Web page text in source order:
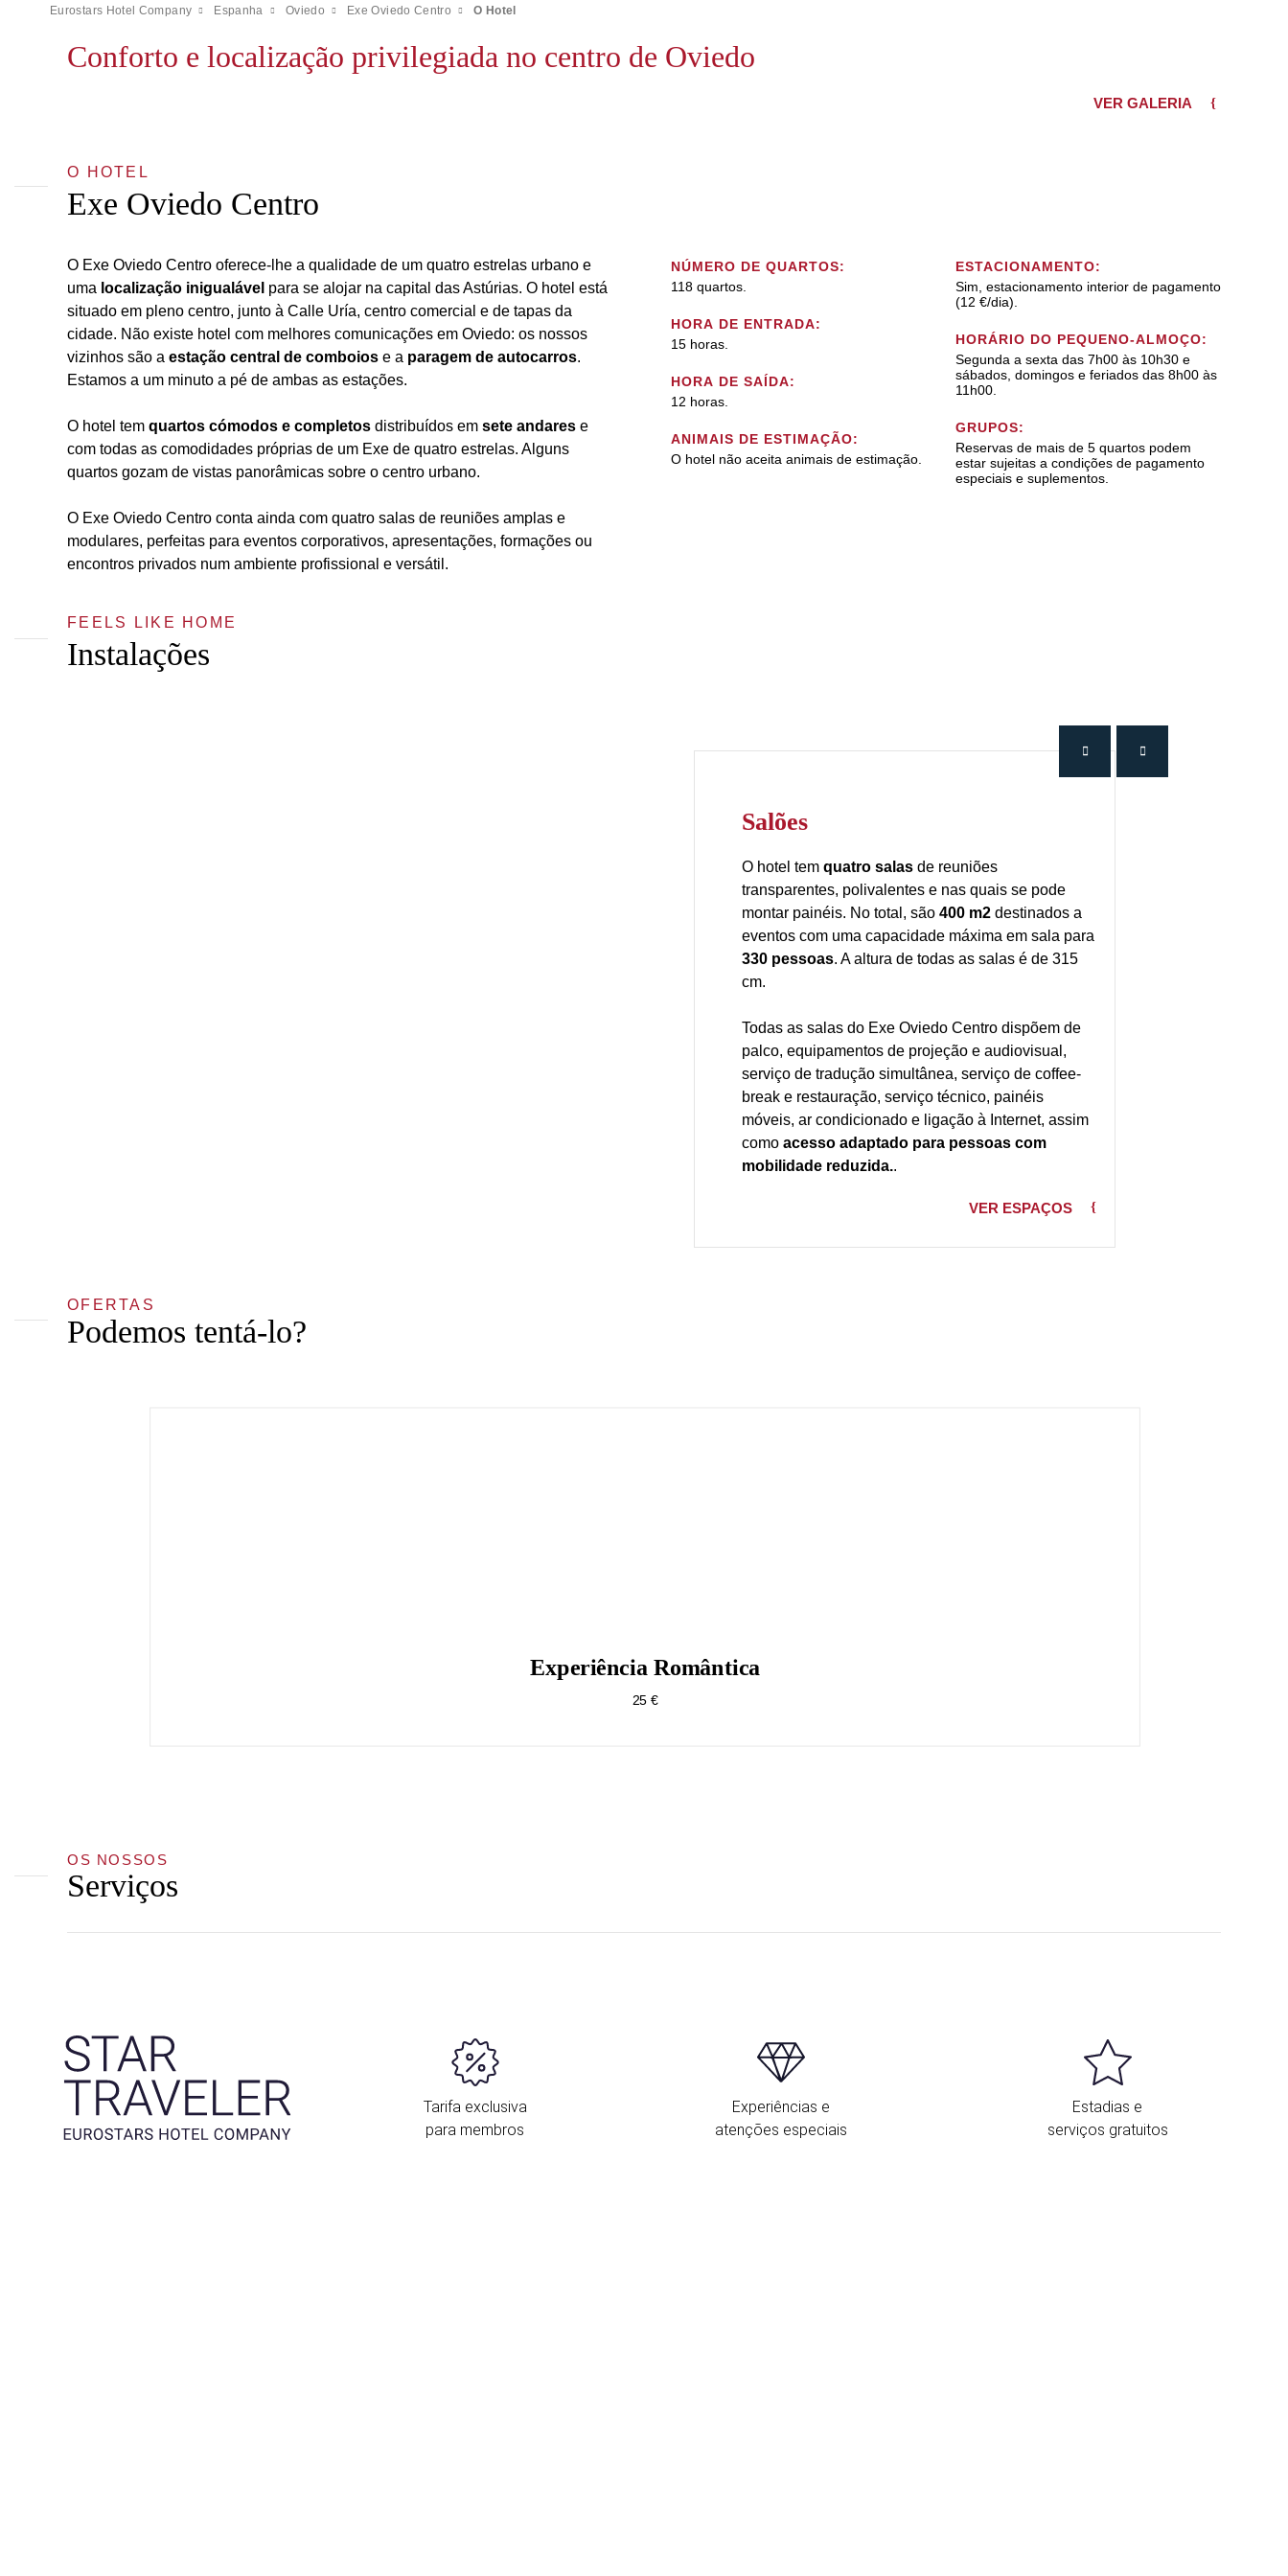
Eurostars Hotel Company Espanha Oviedo Exe Oviedo Centro O Hotel
Conforto e localização privilegiada no centro de Oviedo
VER GALERIA
O HOTEL
Exe Oviedo Centro
O Exe Oviedo Centro oferece-lhe a qualidade de um quatro estrelas urbano e
uma localização inigualável para se alojar na capital das Astúrias. O hotel está
situado em pleno centro, junto à Calle Uría, centro comercial e de tapas da
cidade. Não existe hotel com melhores comunicações em Oviedo: os nossos
vizinhos são a estação central de comboios e a paragem de autocarros.
Estamos a um minuto a pé de ambas as estações.
O hotel tem quartos cómodos e completos distribuídos em sete andares e
com todas as comodidades próprias de um Exe de quatro estrelas. Alguns
quartos gozam de vistas panorâmicas sobre o centro urbano.
O Exe Oviedo Centro conta ainda com quatro salas de reuniões amplas e
modulares, perfeitas para eventos corporativos, apresentações, formações ou
encontros privados num ambiente profissional e versátil.
NÚMERO DE QUARTOS:
118 quartos.
HORA DE ENTRADA:
15 horas.
HORA DE SAÍDA:
12 horas.
ANIMAIS DE ESTIMAÇÃO:
O hotel não aceita animais de estimação.
ESTACIONAMENTO:
Sim, estacionamento interior de pagamento
(12 €/dia).
HORÁRIO DO PEQUENO-ALMOÇO:
Segunda a sexta das 7h00 às 10h30 e
sábados, domingos e feriados das 8h00 às
11h00.
GRUPOS:
Reservas de mais de 5 quartos podem
estar sujeitas a condições de pagamento
especiais e suplementos.
FEELS LIKE HOME
Instalações
Salões
O hotel tem quatro salas de reuniões
transparentes, polivalentes e nas quais se pode
montar painéis. No total, são 400 m2 destinados a
eventos com uma capacidade máxima em sala para
330 pessoas. A altura de todas as salas é de 315
cm.
Todas as salas do Exe Oviedo Centro dispõem de
palco, equipamentos de projeção e audiovisual,
serviço de tradução simultânea, serviço de coffee-
break e restauração, serviço técnico, painéis
móveis, ar condicionado e ligação à Internet, assim
como acesso adaptado para pessoas com
mobilidade reduzida..
VER ESPAÇOS
OFERTAS
Podemos tentá-lo?
Experiência Romântica
25 €
OS NOSSOS
Serviços
Tarifa exclusiva
para membros
Experiências e
atenções especiais
Estadias e
serviços gratuitos